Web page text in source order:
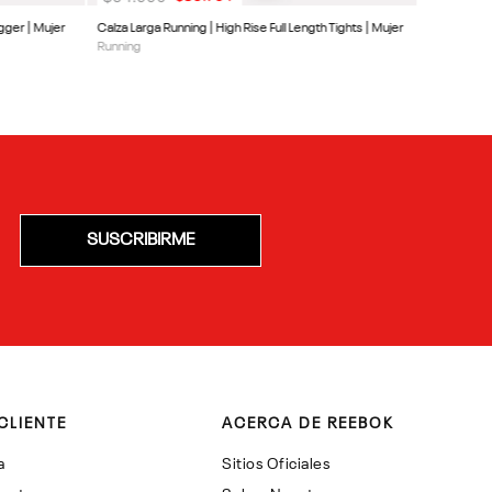
| Mujer
Calza Larga Running | High Rise Full Length Tights | Mujer
Running
SUSCRIBIRME
ACERCA DE REEBOK
Sitios Oficiales